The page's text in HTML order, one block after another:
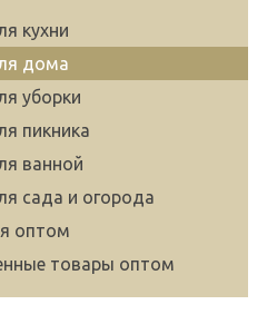
кухни
дома
уборки
пикника
ванной
сада и огорода
оптом
товары оптом